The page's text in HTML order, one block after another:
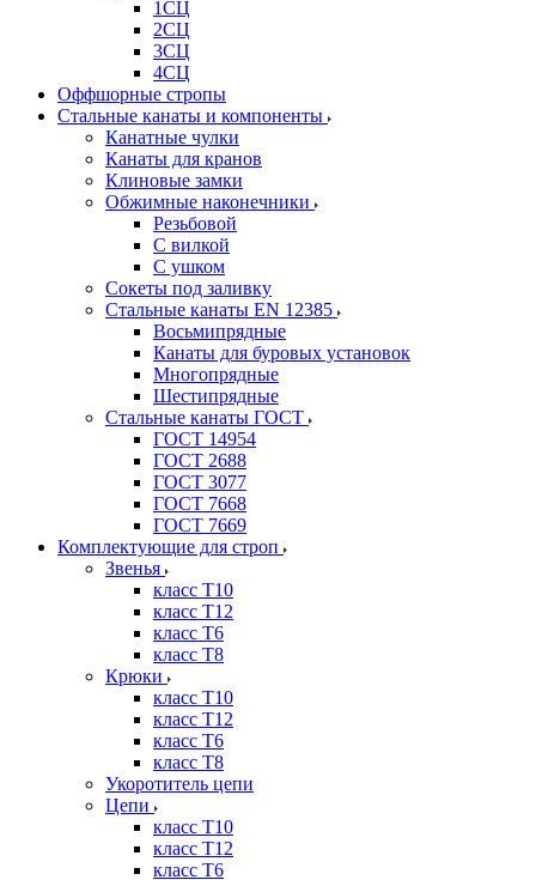
1СЦ
2СЦ
3СЦ
4СЦ
Оффшорные стропы
Стальные канаты и компоненты
Канатные чулки
Канаты для кранов
Клиновые замки
Обжимные наконечники
Резьбовой
С вилкой
С ушком
Сокеты под заливку
Стальные канаты EN 12385
Восьмипрядные
Канаты для буровых установок
Многопрядные
Шестипрядные
Стальные канаты ГОСТ
ГОСТ 14954
ГОСТ 2688
ГОСТ 3077
ГОСТ 7668
ГОСТ 7669
Комплектующие для строп
Звенья
класс Т10
класс Т12
класс Т6
класс Т8
Крюки
класс Т10
класс Т12
класс Т6
класс Т8
Укоротитель цепи
Цепи
класс Т10
класс Т12
класс Т6